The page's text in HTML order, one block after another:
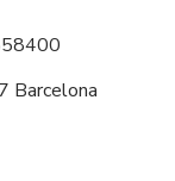
Barcelona